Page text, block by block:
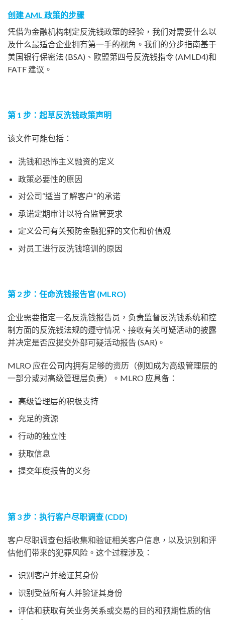
创建 AML 政策的步骤
凭借为金融机构制定反洗钱政策的经验，我们对需要什么以
及什么最适合企业拥有第一手的视角。我们的分步指南基于
美国银行保密法 (BSA)、欧盟第四号反洗钱指令 (AMLD4)和
FATF 建议。
第 1 步：起草反洗钱政策声明
该文件可能包括：
洗钱和恐怖主义融资的定义
政策必要性的原因
对公司“适当了解客户”的承诺
承诺定期审计以符合监管要求
定义公司有关预防金融犯罪的文化和价值观
对员工进行反洗钱培训的原因
第 2 步：任命洗钱报告官 (MLRO)
企业需要指定一名反洗钱报告员，负责监督反洗钱系统和控
制方面的反洗钱法规的遵守情况、接收有关可疑活动的披露
并决定是否应提交外部可疑活动报告 (SAR)。
MLRO 应在公司内拥有足够的资历（例如成为高级管理层的
一部分或对高级管理层负责）。MLRO 应具备：
高级管理层的积极支持
充足的资源
行动的独立性
获取信息
提交年度报告的义务
第 3 步：执行客户尽职调查 (CDD)
客户尽职调查包括收集和验证相关客户信息，以及识别和评
估他们带来的犯罪风险。这个过程涉及：
识别客户并验证其身份
识别受益所有人并验证其身份
评估和获取有关业务关系或交易的目的和预期性质的信